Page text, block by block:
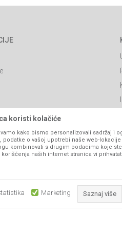
koristi kolačiće
kako bismo personalizovali sadržaj i
podatke o vašoj upotrebi naše web-
kombinovati s drugim podacima koje
korišćenja naših internet stranica vi
Marketing Saznaj više